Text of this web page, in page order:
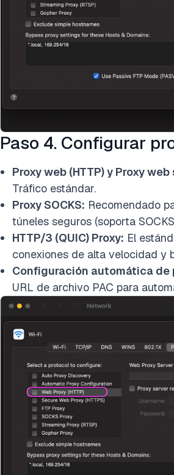
Paso 4. Configurar
Proxy web (HTTP) y Proxy web
Tráfico estándar.
Proxy SOCKS: Recomendado
túneles seguros (soporta
HTTP/3 (QUIC) Proxy: El
conexiones de alta velocidad y
Configuración automática de
URL de archivo PAC para